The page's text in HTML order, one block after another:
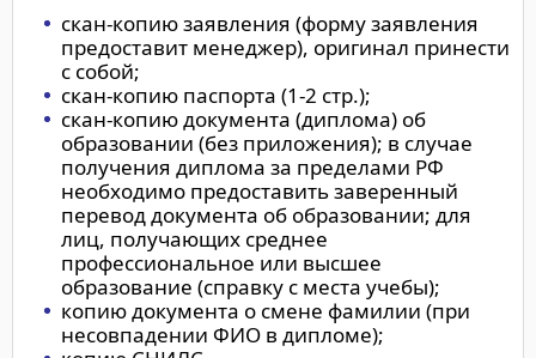
скан-копию заявления (форму заявления
предоставит менеджер), оригинал принести
с собой;
скан-копию паспорта (1-2 стр.);
скан-копию документа (диплома) об
образовании (без приложения); в случае
получения диплома за пределами РФ
необходимо предоставить заверенный
перевод документа об образовании; для
лиц, получающих среднее
профессиональное или высшее
образование (справку с места учебы);
копию документа о смене фамилии (при
несовпадении ФИО в дипломе);